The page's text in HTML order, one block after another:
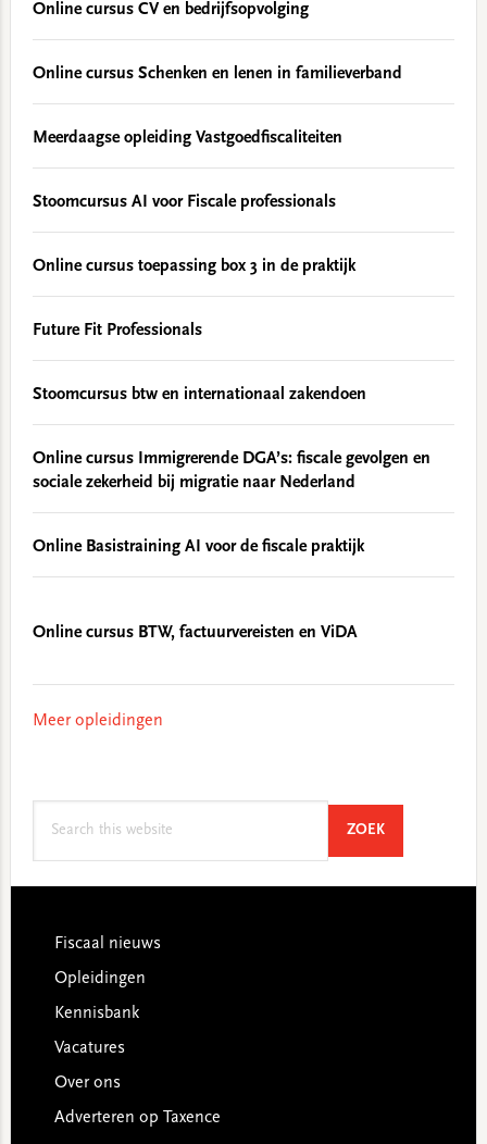
Online cursus CV en bedrijfsopvolging
Online cursus Schenken en lenen in familieverband
Meerdaagse opleiding Vastgoedfiscaliteiten
Stoomcursus AI voor Fiscale professionals
Online cursus toepassing box 3 in de praktijk
Future Fit Professionals
Stoomcursus btw en internationaal zakendoen
Online cursus Immigrerende DGA’s: fiscale gevolgen en
sociale zekerheid bij migratie naar Nederland
Online Basistraining AI voor de fiscale praktijk
Online cursus BTW, factuurvereisten en ViDA
Meer opleidingen
ZOEKSEARCH
Footer
Fiscaal nieuws
Opleidingen
Kennisbank
Vacatures
Over ons
Adverteren op Taxence